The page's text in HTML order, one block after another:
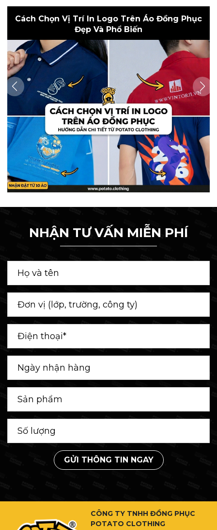
Tổng Hợp Các Kiểu Cổ Áo Thun Phổ Biến Tại
Potato
NHẬN TƯ VẤN MIỄN PHÍ
GỬI THÔNG TIN NGAY
CÔNG TY TNHH ĐỒNG PHỤC
POTATO CLOTHING